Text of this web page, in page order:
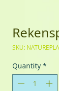
SKU:
Quantity *